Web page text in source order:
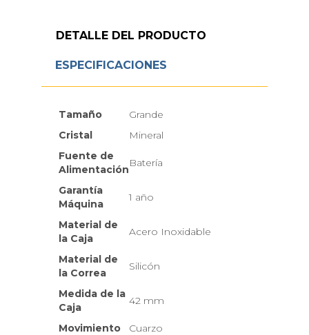
DETALLE DEL PRODUCTO
ESPECIFICACIONES
Tamaño
Grande
Cristal
Mineral
Fuente de
Alimentación
Batería
Garantía
Máquina
1 año
Material de
la Caja
Acero Inoxidable
Material de
la Correa
Silicón
Medida de la
Caja
42 mm
Movimiento
Cuarzo